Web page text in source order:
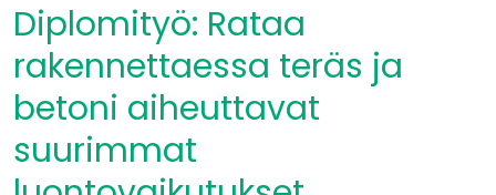
Diplomityö: Rataa
rakennettaessa teräs ja
betoni aiheuttavat
suurimmat